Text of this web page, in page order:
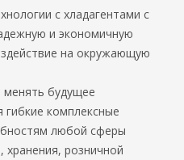
с хладагентами с
и экономичную
на окружающую
будущее
гибкие комплексные
любой сферы
розничной